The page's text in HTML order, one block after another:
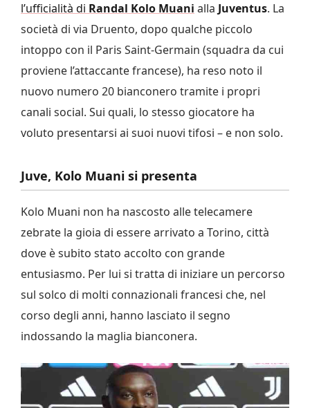
l’ufficialità di Randal Kolo Muani alla Juventus. La
società di via Druento, dopo qualche piccolo
intoppo con il Paris Saint-Germain (squadra da cui
proviene l’attaccante francese), ha reso noto il
nuovo numero 20 bianconero tramite i propri
canali social. Sui quali, lo stesso giocatore ha
voluto presentarsi ai suoi nuovi tifosi – e non solo.
Juve, Kolo Muani si presenta
Kolo Muani non ha nascosto alle telecamere
zebrate la gioia di essere arrivato a Torino, città
dove è subito stato accolto con grande
entusiasmo. Per lui si tratta di iniziare un percorso
sul solco di molti connazionali francesi che, nel
corso degli anni, hanno lasciato il segno
indossando la maglia bianconera.